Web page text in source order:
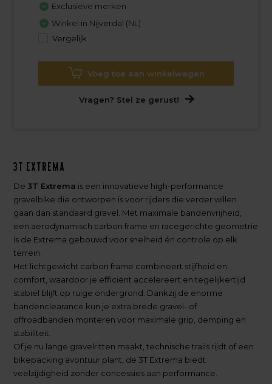
Exclusieve merken
Winkel in Nijverdal (NL)
Vergelijk
Voeg toe aan winkelwagen
Vragen? Stel ze gerust!
3T Extrema
De 3T Extrema is een innovatieve high-performance
gravelbike die ontworpen is voor rijders die verder willen
gaan dan standaard gravel. Met maximale bandenvrijheid,
een aerodynamisch carbon frame en racegerichte geometrie
is de Extrema gebouwd voor snelheid én controle op elk
terrein.
Het lichtgewicht carbon frame combineert stijfheid en
comfort, waardoor je efficiënt accelereert en tegelijkertijd
stabiel blijft op ruige ondergrond. Dankzij de enorme
bandenclearance kun je extra brede gravel- of
offroadbanden monteren voor maximale grip, demping en
stabiliteit.
Of je nu lange gravelritten maakt, technische trails rijdt of een
bikepacking avontuur plant, de 3T Extrema biedt
veelzijdigheid zonder concessies aan performance.